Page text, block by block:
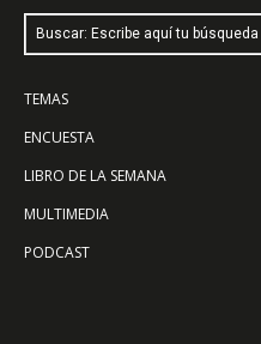
Buscar: Escribe aquí tu búsqueda
TEMAS
ENCUESTA
LIBRO DE LA SEMANA
MULTIMEDIA
PODCAST